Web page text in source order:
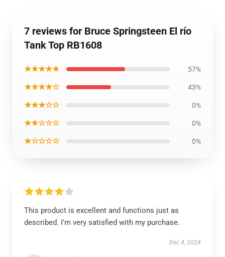
7 reviews for Bruce Springsteen El río
Tank Top RB1608
★★★★★ 57%
★★★★☆ 43%
★★★☆☆ 0%
★★☆☆☆ 0%
★☆☆☆☆ 0%
This product is excellent and functions just as
described. I'm very satisfied with my purchase.
Dec 4, 2024